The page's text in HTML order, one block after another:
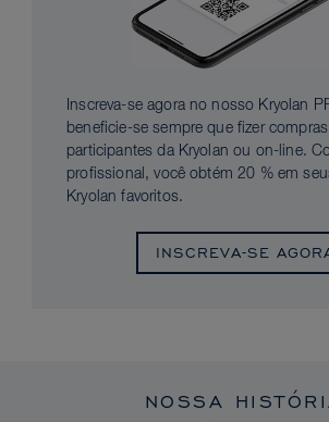
Inscreva-se agora no nosso Kryolan
beneficie-se sempre que fizer
participantes da Kryolan ou on-line.
profissional, você obtém 20 % em
Kryolan favoritos.
INSCREVA-SE
NOSSA